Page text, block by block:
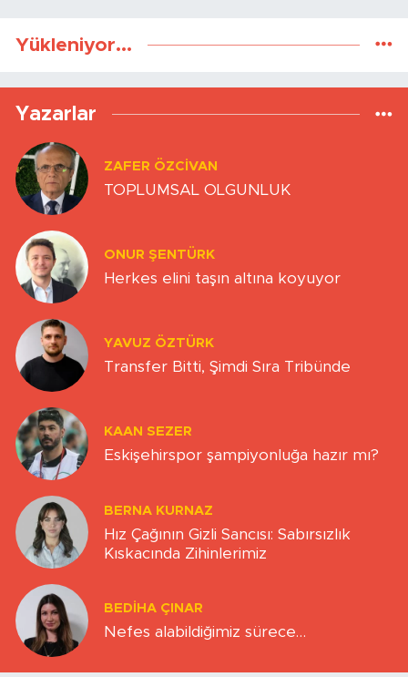
Yükleniyor...
Yazarlar
ZAFER ÖZCIVAN
TOPLUMSAL OLGUNLUK
ONUR ŞENTÜRK
Herkes elini taşın altına koyuyor
YAVUZ ÖZTÜRK
Transfer Bitti, Şimdi Sıra Tribünde
KAAN SEZER
Eskişehirspor şampiyonluğa hazır mı?
BERNA KURNAZ
Hız Çağının Gizli Sancısı: Sabırsızlık
Kıskacında Zihinlerimiz
BEDIHA ÇINAR
Nefes alabildiğimiz sürece…